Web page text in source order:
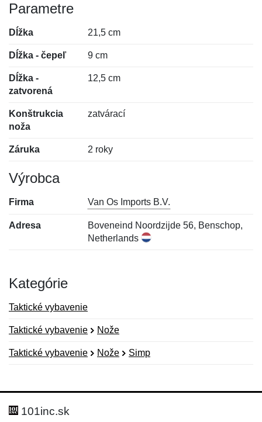
Parametre
Dĺžka 21,5 cm
Dĺžka - čepeľ 9 cm
Dĺžka -
zatvorená
12,5 cm
Konštrukcia
noža
zatvárací
Záruka 2 roky
Výrobca
Firma Van Os Imports B.V.
Adresa
Boveneind Noordzijde 56, Benschop,
Netherlands
Kategórie
Taktické vybavenie
Taktické vybavenie Nože
Taktické vybavenie Nože Simp
Hodnotenie:
Meno:
101inc.sk